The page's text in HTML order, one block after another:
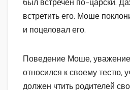
был встречен по-царски.
встретить его. Моше
и поцеловал его.
Поведение Моше,
относился к своему тестю,
должен чтить родителей